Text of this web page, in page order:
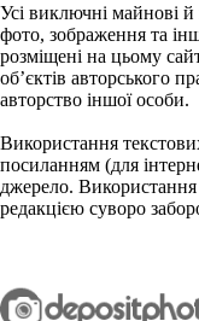
Усі виключні майнові й
фото, зображення та
розміщені на цьому
об’єктів авторського
авторство іншої особи.
Використання
посиланням (для
джерело.
редакцією суворо